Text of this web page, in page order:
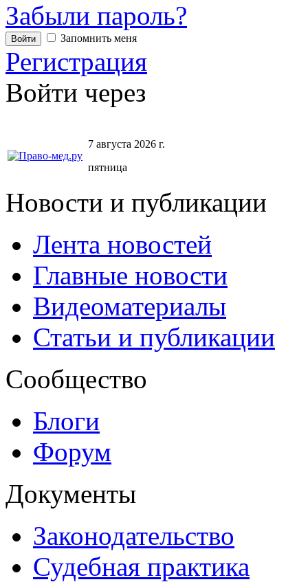
Забыли пароль?
Запомнить меня
Регистрация
Войти через
7 августа 2026 г.
пятница
Новости и публикации
Лента новостей
Главные новости
Видеоматериалы
Статьи и публикации
Сообщество
Блоги
Форум
Документы
Законодательство
Судебная практика